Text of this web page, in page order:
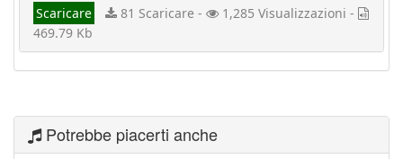
Scaricare 81 Scaricare -
1,285 Visualizzazioni -
469.79 Kb
Potrebbe piacerti anche